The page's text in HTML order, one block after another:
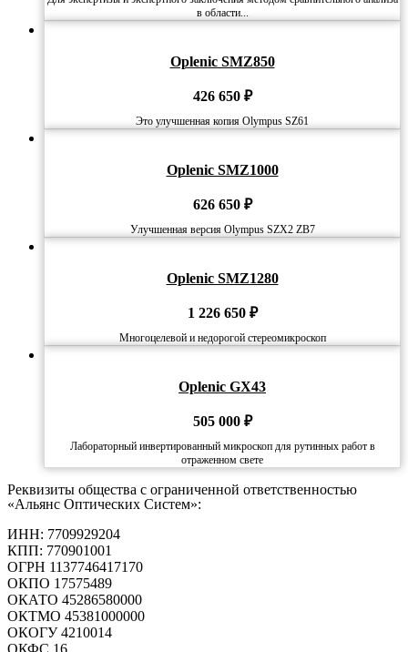
в области...
Oplenic SMZ850
426 650 ₽
Это улучшенная копия Olympus SZ61
Oplenic SMZ1000
626 650 ₽
Улучшенная версия Olympus SZX2 ZB7
Oplenic SMZ1280
1 226 650 ₽
Многоцелевой и недорогой стереомикроскоп
Oplenic GX43
505 000 ₽
Лабораторный инвертированный микроскоп для рутинных работ в
отраженном свете
Реквизиты общества с ограниченной ответственностью
«Альянс Оптических Систем»:
ИНН: 7709929204
КПП: 770901001
ОГРН 1137746417170
ОКПО 17575489
ОКАТО 45286580000
ОКТМО 45381000000
ОКОГУ 4210014